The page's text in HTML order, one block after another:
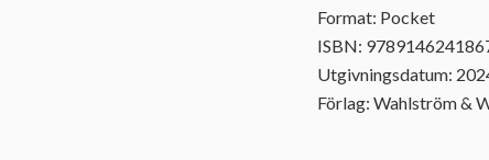
Format: Pocket
ISBN:
Utgivningsdatum:
Förlag: Wahlström &